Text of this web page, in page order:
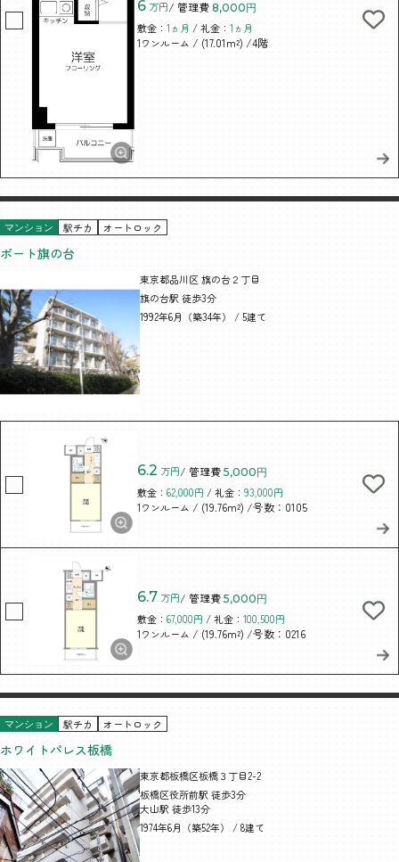
6 万円/ 管理費 8,000円
敷金：1ヵ月 / 礼金：1ヵ月
1ワンルーム / (17.01m²) /4階
マンション 駅チカ オートロック
ポート旗の台
東京都品川区 旗の台２丁目
旗の台駅 徒歩3分
1992年6月（築34年） / 5建て
6.2 万円/ 管理費 5,000円
敷金：62,000円 / 礼金：93,000円
1ワンルーム / (19.76m²) /号数：0105
6.7 万円/ 管理費 5,000円
敷金：67,000円 / 礼金：100,500円
1ワンルーム / (19.76m²) /号数：0216
マンション 駅チカ オートロック
ホワイトパレス板橋
東京都板橋区板橋３丁目2-2
板橋区役所前駅 徒歩3分
大山駅 徒歩13分
1974年6月（築52年） / 8建て